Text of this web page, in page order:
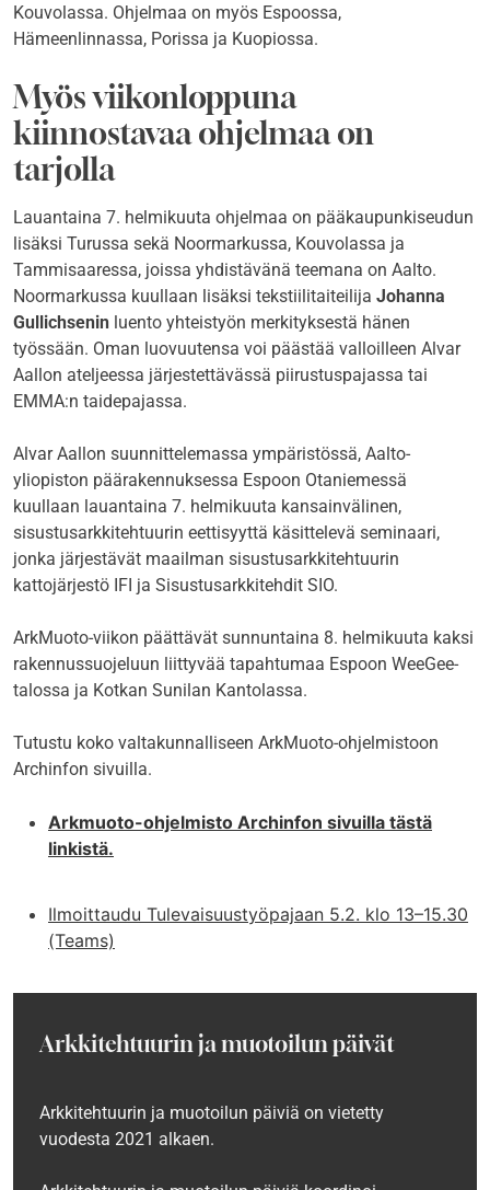
Kouvolassa. Ohjelmaa on myös Espoossa,
Hämeenlinnassa, Porissa ja Kuopiossa.
Myös viikonloppuna
kiinnostavaa ohjelmaa on
tarjolla
Lauantaina 7. helmikuuta ohjelmaa on pääkaupunkiseudun
lisäksi Turussa sekä Noormarkussa, Kouvolassa ja
Tammisaaressa, joissa yhdistävänä teemana on Aalto.
Noormarkussa kuullaan lisäksi tekstiilitaiteilija Johanna
Gullichsenin luento yhteistyön merkityksestä hänen
työssään. Oman luovuutensa voi päästää valloilleen Alvar
Aallon ateljeessa järjestettävässä piirustuspajassa tai
EMMA:n taidepajassa.
Alvar Aallon suunnittelemassa ympäristössä, Aalto-
yliopiston päärakennuksessa Espoon Otaniemessä
kuullaan lauantaina 7. helmikuuta kansainvälinen,
sisustusarkkitehtuurin eettisyyttä käsittelevä seminaari,
jonka järjestävät maailman sisustusarkkitehtuurin
kattojärjestö IFI ja Sisustusarkkitehdit SIO.
ArkMuoto-viikon päättävät sunnuntaina 8. helmikuuta kaksi
rakennussuojeluun liittyvää tapahtumaa Espoon WeeGee-
talossa ja Kotkan Sunilan Kantolassa.
Tutustu koko valtakunnalliseen ArkMuoto-ohjelmistoon
Archinfon sivuilla.
Arkmuoto-ohjelmisto Archinfon sivuilla tästä
linkistä.
Ilmoittaudu Tulevaisuustyöpajaan 5.2. klo 13–15.30
(Teams)
Arkkitehtuurin ja muotoilun päivät
Arkkitehtuurin ja muotoilun päiviä on vietetty
vuodesta 2021 alkaen.